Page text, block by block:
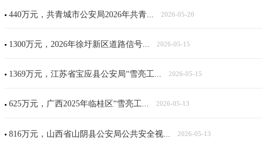
440万元，共青城市公安局2026年共青... 2026-05-20
1300万元，2026年徐圩新区道路信号... 2026-05-15
1369万元，江苏省宝应县公安局“雪亮工... 2026-05-15
625万元，广西2025年临桂区“雪亮工... 2026-05-13
816万元，山西省山阴县公安局公共安全视... 2026-05-13